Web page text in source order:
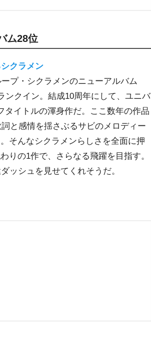
ム28位
クラメン
プ・シクラメンのニューアルバム
ンクイン。結成10周年にして、ユニバ
タイトルの渾身作だ。ここ数年の作品
と感情を揺さぶるサビのメロディー
そんなシクラメンらしさを全面に押
りの1作で、さらなる飛躍を目指す。
ッシュを見せてくれそうだ。